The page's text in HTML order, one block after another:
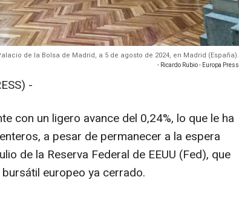
de la Bolsa de Madrid, a 5 de agosto de 2024, en Madrid (España).
- Ricardo Rubio - Europa Press
-
con un ligero avance del 0,24%, lo que le ha
a pesar de permanecer a la espera
de la Reserva Federal de EEUU (Fed), que
europeo ya cerrado.